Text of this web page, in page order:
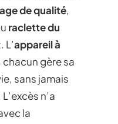
de qualité,
raclette du
appareil à
gère sa
sans jamais
n’a
la